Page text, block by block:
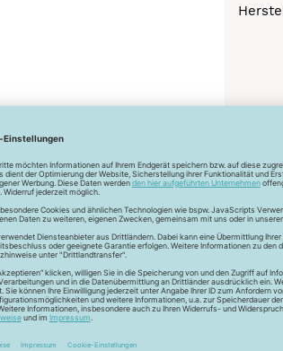
Lichtreflektion und glänzen deshalb
und Vernähbarkeit. Darüber